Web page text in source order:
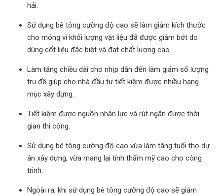
hải.
Sử dụng bê tông cường độ cao sẽ làm giảm kích thước
cho móng vì khối lượng vật liệu đã được giảm bớt do
dùng cốt liệu đặc biệt và đạt chất lượng cao.
Làm tăng chiều dài cho nhịp dẫn đến làm giảm số lượng
trụ đề giúp cho nhà đầu tư tiết kiệm được nhiều hạng
mục xây dựng.
Tiết kiệm được nguồn nhân lực và rút ngắn được thời
gian thi công.
Sử dụng bê tông cường độ cao vừa làm tăng tuổi thọ dự
án xây dựng, vừa mang lại tính thẩm mỹ cao cho công
trình.
Ngoài ra, khi sử dụng bê tông cường độ cao sẽ giảm